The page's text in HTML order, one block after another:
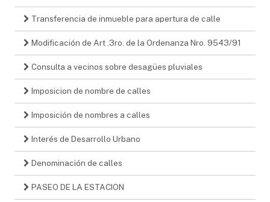
Transferencia de inmueble para apertura de calle
Modificación de Art .3ro. de la Ordenanza Nro. 9543/91
Consulta a vecinos sobre desagües pluviales
Imposicion de nombre de calles
Imposición de nombres a calles
Interés de Desarrollo Urbano
Denominación de calles
PASEO DE LA ESTACION